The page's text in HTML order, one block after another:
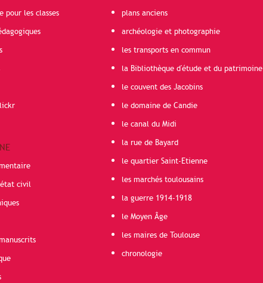
pour les classes
civil
plans anciens
archéologie et photographie
les transports en commun
la Bibliothèque d'étude et du patrimoine
le couvent des Jacobins
le domaine de Candie
le canal du Midi
la rue de Bayard
le quartier Saint-Etienne
les marchés toulousains
la guerre 1914-1918
le Moyen Âge
les maires de Toulouse
chronologie